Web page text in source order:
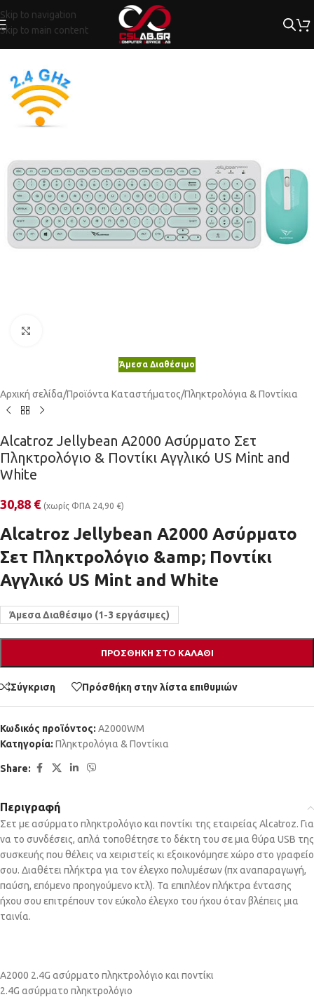
Skip to navigation
Skip to main content
Άμεσα Διαθέσιμο
Αρχική σελίδα/Προϊόντα Καταστήματος/Πληκτρολόγια & Ποντίκια
Alcatroz Jellybean A2000 Ασύρματο Σετ
Πληκτρολόγιο & Ποντίκι Αγγλικό US Mint and
White
30,88 € (χωρίς ΦΠΑ 24,90 €)
Alcatroz Jellybean A2000 Ασύρματο
Σετ Πληκτρολόγιο &amp; Ποντίκι
Αγγλικό US Mint and White
Άμεσα Διαθέσιμο (1-3 εργάσιμες)
ΠΡΟΣΘΉΚΗ ΣΤΟ ΚΑΛΆΘΙ
Σύγκριση Πρόσθήκη στην λίστα επιθυμιών
Κωδικός προϊόντος: A2000WM
Κατηγορία: Πληκτρολόγια & Ποντίκια
Share:
Περιγραφή
Σετ με ασύρματο πληκτρολόγιο και ποντίκι της εταιρείας Alcatroz. Για
να το συνδέσεις, απλά τοποθέτησε το δέκτη του σε μια θύρα USB της
συσκευής που θέλεις να χειριστείς κι εξοικονόμησε χώρο στο γραφείο
σου. Διαθέτει πλήκτρα για τον έλεγχο πολυμέσων (πχ αναπαραγωγή,
παύση, επόμενο προηγούμενο κτλ). Τα επιπλέον πλήκτρα έντασης
ήχου σου επιτρέπουν τον εύκολο έλεγχο του ήχου όταν βλέπεις μια
ταινία.
A2000 2.4G ασύρματο πληκτρολόγιο και ποντίκι
2.4G ασύρματο πληκτρολόγιο